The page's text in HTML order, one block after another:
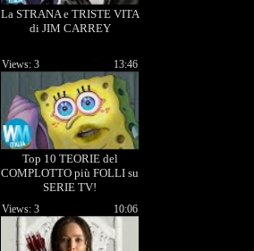
La STRANA e TRISTE VITA
di JIM CARREY
Top 10 TEORIE del
COMPLOTTO più FOLLI su
SERIE TV!
13:46
Views: 3
10:06
Views: 3